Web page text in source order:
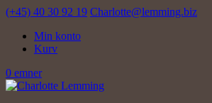
(+45) 40 30 92 19 Charlotte@lemming.biz
Min konto
Kurv
0 emner